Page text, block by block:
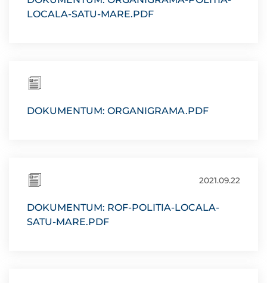
LOCALA-SATU-MARE.PDF
DOKUMENTUM: ORGANIGRAMA.PDF
2021.09.22
DOKUMENTUM: ROF-POLITIA-LOCALA-
SATU-MARE.PDF